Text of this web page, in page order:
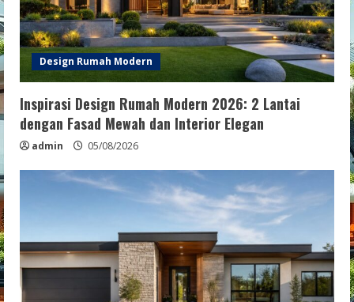
Design Rumah Modern
Inspirasi Design Rumah Modern 2026: 2 Lantai
dengan Fasad Mewah dan Interior Elegan
admin 05/08/2026